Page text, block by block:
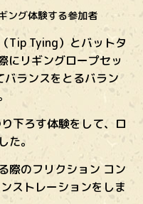
ング体験する参加者
Tip Tying）とバットタ
にリギングロープセッ
ランスをとるバラン
下ろす体験をして、ロ
た。
際のフリクション コン
ストレーションをしま